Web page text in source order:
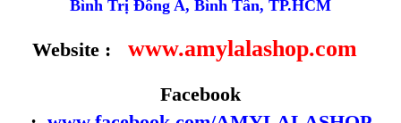
Bình Trị Đông A, Bình Tân, TP.HCM
Website : www.amylalashop.com
Facebook